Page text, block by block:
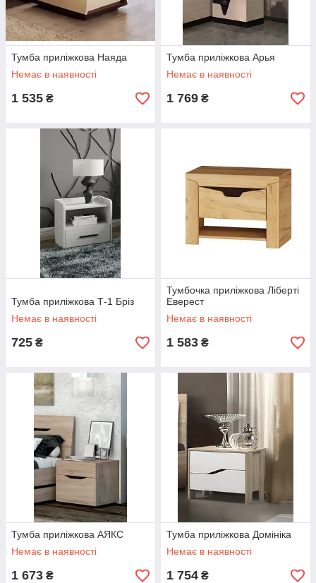
Тумба приліжкова Наяда
Немає в наявності
1 535 ₴
Тумба приліжкова Арья
Немає в наявності
1 769 ₴
Тумба приліжкова Т-1 Брiз
Немає в наявності
725 ₴
Тумбочка приліжкова Ліберті
Еверест
Немає в наявності
1 583 ₴
Тумба приліжкова АЯКС
Немає в наявності
1 673 ₴
Тумба приліжкова Домініка
Немає в наявності
1 754 ₴